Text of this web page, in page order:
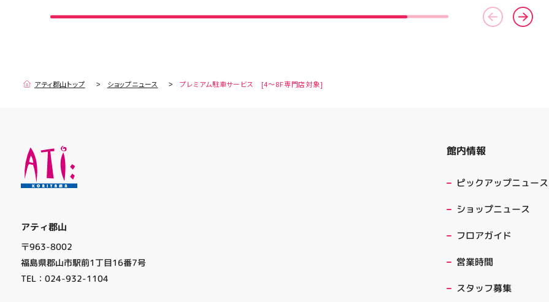
アティ郡山トップ ショップニュース プレミアム駐車サービス [4～8F専門店対象]
アティ郡山
〒963-8002
福島県郡山市駅前1丁目16番7号
TEL：024-932-1104
館内情報
ピックアップニュース
ショップニュース
フロアガイド
営業時間
スタッフ募集